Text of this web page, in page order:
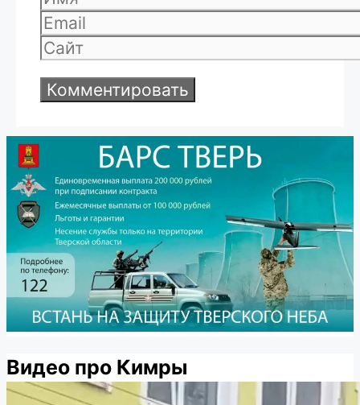
Email
Сайт
Видео про Кимры